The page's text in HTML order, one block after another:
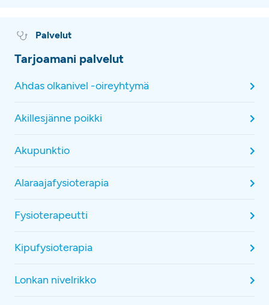
Palvelut
Tarjoamani palvelut
Ahdas olkanivel -oireyhtymä
Akillesjänne poikki
Akupunktio
Alaraajafysioterapia
Fysioterapeutti
Kipufysioterapia
Lonkan nivelrikko